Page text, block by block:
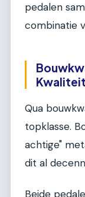
pedalen
combinatie
Qua
topklasse.
achtige"
dit al
Beide